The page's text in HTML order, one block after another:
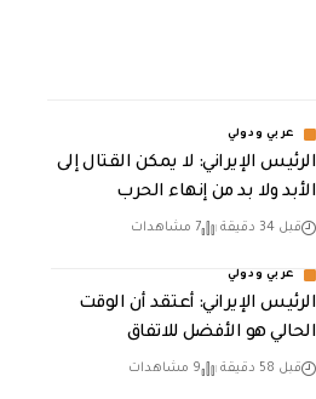
عربي ودولي
الرئيس الإيراني: لا يمكن القتال إلى
الأبد ولا بد من إنهاء الحرب
قبل 34 دقيقة 7 مشاهدات
عربي ودولي
الرئيس الإيراني: أعتقد أن الوقت
الحالي هو الأفضل للاتفاق
قبل 58 دقيقة 9 مشاهدات